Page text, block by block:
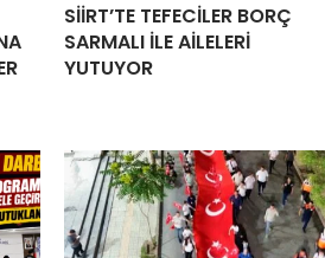
SİİRT’TE TEFECİLER BORÇ
SARMALI İLE AİLELERİ
YUTUYOR